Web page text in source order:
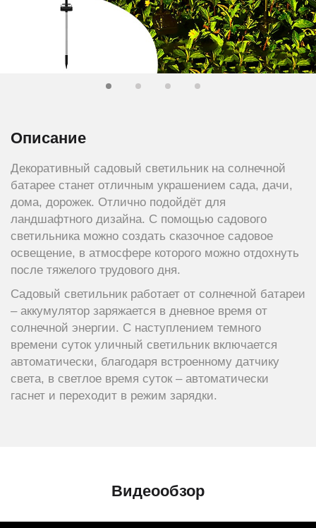
Описание
Декоративный садовый светильник на солнечной
батарее станет отличным украшением сада, дачи,
дома, дорожек. Отлично подойдёт для
ландшафтного дизайна. С помощью садового
светильника можно создать сказочное садовое
освещение, в атмосфере которого можно отдохнуть
после тяжелого трудового дня.
Садовый светильник работает от солнечной батареи
– аккумулятор заряжается в дневное время от
солнечной энергии. С наступлением темного
времени суток уличный светильник включается
автоматически, благодаря встроенному датчику
света, в светлое время суток – автоматически
гаснет и переходит в режим зарядки.
Видеообзор